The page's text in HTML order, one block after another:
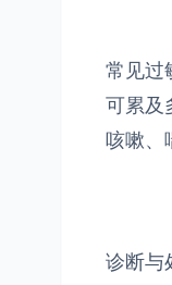
常见过
可累及
咳嗽、
诊断与